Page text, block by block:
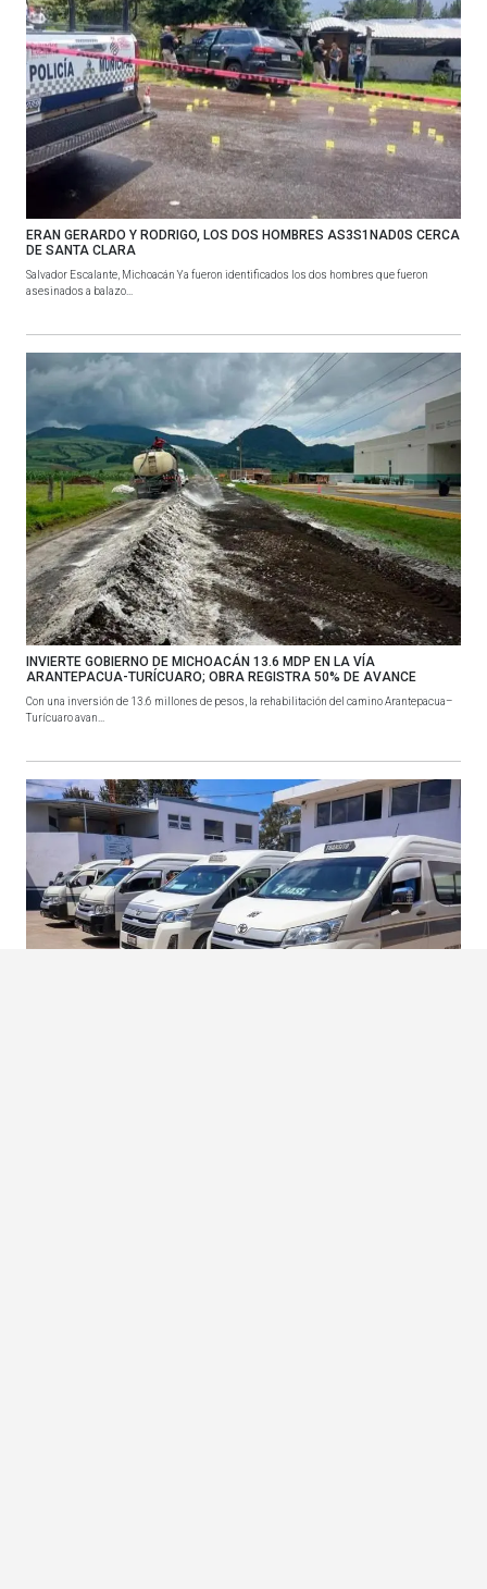
ERAN GERARDO Y RODRIGO, LOS DOS HOMBRES AS3S1NAD0S CERCA
DE SANTA CLARA
Salvador Escalante, Michoacán Ya fueron identificados los dos hombres que fueron
asesinados a balazo...
INVIERTE GOBIERNO DE MICHOACÁN 13.6 MDP EN LA VÍA
ARANTEPACUA-TURÍCUARO; OBRA REGISTRA 50% DE AVANCE
Con una inversión de 13.6 millones de pesos, la rehabilitación del camino Arantepacua–
Turícuaro avan...